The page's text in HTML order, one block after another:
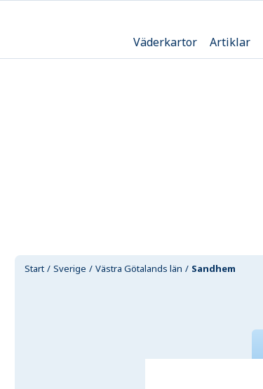
Väderkartor Artiklar
Start Sverige Västra Götalands län Sandhem